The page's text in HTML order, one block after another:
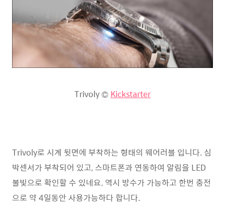
Trivoly © Kickstarter
Trivoly로 시계 뒷면에 부착하는 형태의 웨어러블 입니다. 심
박센서가 부착되어 있고, 스마트폰과 연동하여 알림을 LED
불빛으로 확인할 수 있네요. 역시 방수가 가능하고 한번 충전
으로 약 4일동안 사용가능하다 합니다.